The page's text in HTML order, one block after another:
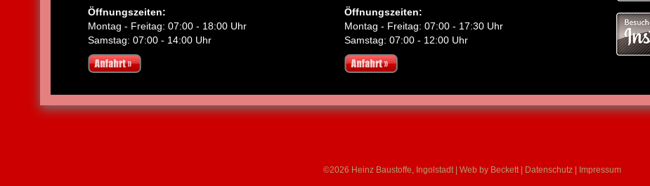
Öffnungszeiten:
Montag - Freitag: 07:00 - 18:00 Uhr
Samstag: 07:00 - 14:00 Uhr
Öffnungszeiten:
Montag - Freitag: 07:00 - 17:30 Uhr
Samstag: 07:00 - 12:00 Uhr
©2026 Heinz Baustoffe, Ingolstadt | Web by Beckett| Datenschutz Impressum